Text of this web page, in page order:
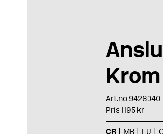
Krom
Art.no 9428040
Pris 1195 kr
CR MB LU